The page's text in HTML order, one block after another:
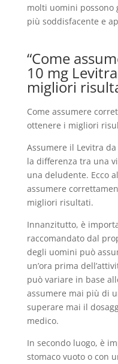
molti uomini possono
più soddisfacente e
“Come
10 mg
migliori
Come assumere
ottenere i migliori
Assumere il Levitra
la differenza tra una
una deludente. Ecco
assumere
migliori risultati.
Innanzitutto, è
raccomandato dal
degli uomini può
un’ora prima
può variare in base
assumere mai più di
superare mai il
medico.
In secondo luogo, è
stomaco vuoto o con